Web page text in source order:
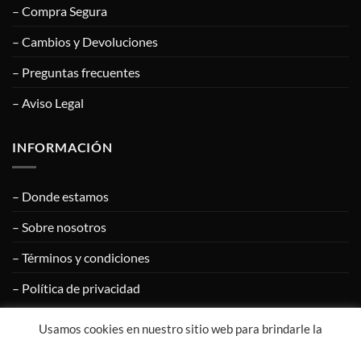
– Compra Segura
– Cambios y Devoluciones
– Preguntas frecuentes
– Aviso Legal
INFORMACIÓN
– Donde estamos
– Sobre nosotros
– Términos y condiciones
– Política de privacidad
Usamos cookies en nuestro sitio web para brindarle la